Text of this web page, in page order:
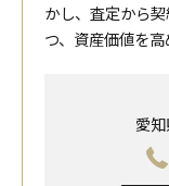
かし、査定から
つ、資産価値を高
愛